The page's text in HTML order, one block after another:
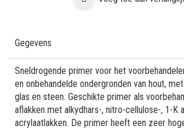
Gegevens
Sneldrogende primer voor het
en onbehandelde ondergronden van hout,
glas en steen. Geschikte primer als
aflakken met alkydhars-, nitro-cellulose-, 1-K
acrylaatlakken. De primer heeft een zeer